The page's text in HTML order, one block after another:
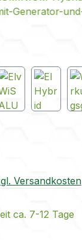
Versandkosten
ca. 7-12 Tage